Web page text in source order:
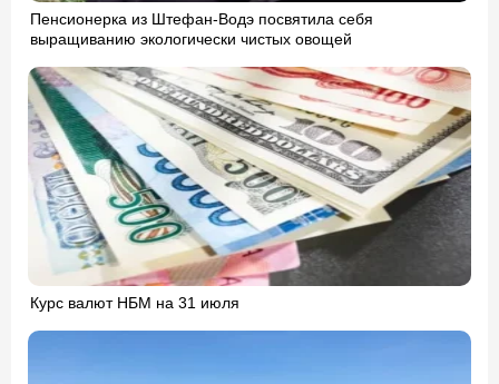
Пенсионерка из Штефан-Водэ посвятила себя
выращиванию экологически чистых овощей
Курс валют НБМ на 31 июля